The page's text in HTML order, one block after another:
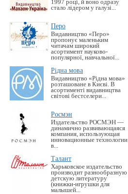
1997 році, й воно одразу
стало лідером у галузі...
Перо
Видавництво «Перо»
пропонує маленьким
читачам широкий
асортимент науково-
популярної, навчальної...
Рідна мова
Видавництво «Рідна мова»
розташоване в Києві. В
асортименті видавництва
світові бестселери...
Росмэн
Издательство РОСМЭН —
динамично развивающаяся
компания, использующая
инновационные технологии
в...
Талант
Харьковское издательство
производит разнообразную
детскую литературу
(книжки-игрушки для
малышей...